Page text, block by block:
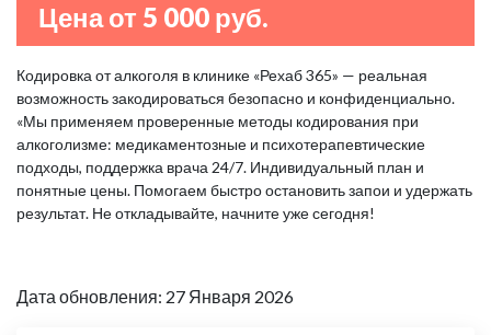
Цена от 5 000 руб.
Кодировка от алкоголя в клинике «Рехаб 365» — реальная
возможность закодироваться безопасно и конфиденциально.
«Мы применяем проверенные методы кодирования при
алкоголизме: медикаментозные и психотерапевтические
подходы, поддержка врача 24/7. Индивидуальный план и
понятные цены. Помогаем быстро остановить запои и удержать
результат. Не откладывайте, начните уже сегодня!
Дата обновления: 27 Января 2026